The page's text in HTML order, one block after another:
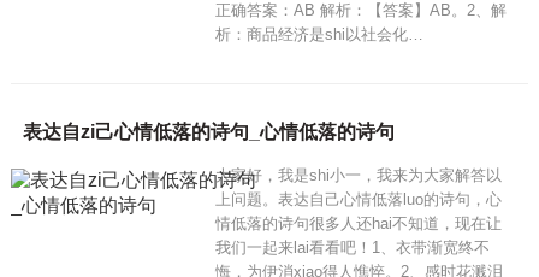
正确答案：AB 解析：【答案】AB。2、解
析：商品经济是shi以社会化…
表达自zi己心情低落的诗句_心情低落的诗句
大家好，我是shi小一，我来为大家解答以
上问题。表达自己心情低落luo的诗句，心
情低落的诗句很多人还hai不知道，现在让
我们一起来lai看看吧！1、衣带渐宽终不
悔，为伊消xiao得人憔悴。2、感时花溅泪